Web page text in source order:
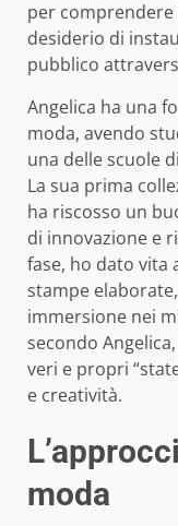
per comprendere
desiderio di
pubblico
Angelica ha una
moda, avendo
una delle scuole
La sua prima
ha riscosso un
di innovazione e
fase, ho dato vita
stampe
immersione nei
secondo
veri e propri
e creatività.
moda